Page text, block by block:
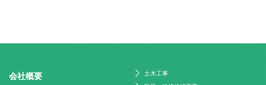
会社概要
土木工事